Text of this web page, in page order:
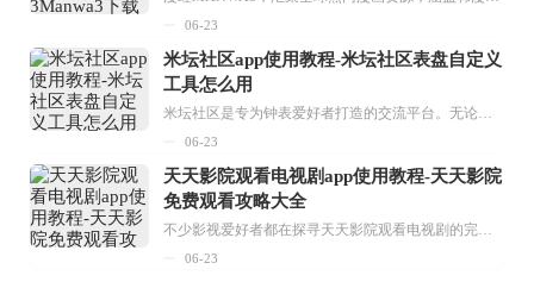
06-23
米坛社区app使用教程-米坛社区表盘自定义
工具怎么用
米坛社区是专为钟表爱好者打造的交流平台。无论你是初涉钟表领域的普通爱好者，还是拥有多年收藏经验的资深玩家，都能在此找到属于自己的天地。 无需注册，就能轻松参与其中。通过专业的讨论论坛与丰富的交互功能，你可与世界各地的钟表爱好者畅快交流。若你钟情于钟表，米坛社区无疑是值得一试的理想之选。在这里，你能获取最新的手表资讯，交流见解，提升鉴赏品味，让每一块手表都成为收藏故事中重要的一部分。感兴趣的朋友，不要错过下载机会。...
06-23
天天影院观看电视剧app使用教程-天天影院
免费观看攻略大全
不少影视爱好者都在探寻天天影院观看电视剧的完整方法，结合最新平台使用规则，本篇新手入门攻略全面讲解观看渠道、检索流程、播放设置以及画面模式调整等实用内容。全文适配手机、电脑等主流设备，步骤简洁易懂，无论是初次使用的新手，还是想要优化观影体验的用户，都能参照内容快速上手，熟练掌握平台各项操作技巧，轻松畅享影视内容。...
06-23